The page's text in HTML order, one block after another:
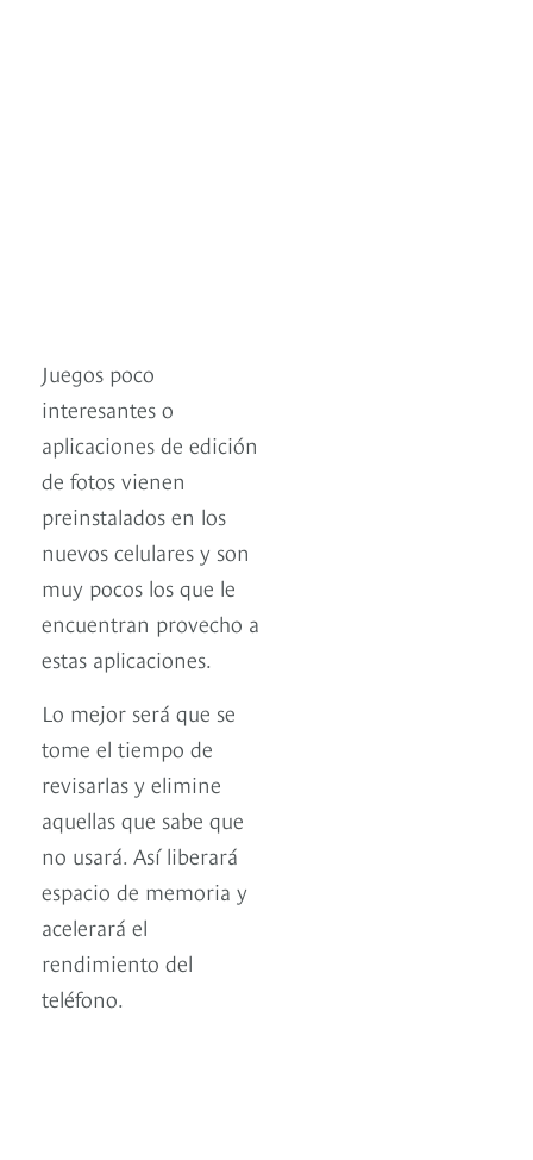
Juegos poco
interesantes o
aplicaciones de edición
de fotos vienen
preinstalados en los
nuevos celulares y son
muy pocos los que le
encuentran provecho a
estas aplicaciones.
Lo mejor será que se
tome el tiempo de
revisarlas y elimine
aquellas que sabe que
no usará. Así liberará
espacio de memoria y
acelerará el
rendimiento del
teléfono.